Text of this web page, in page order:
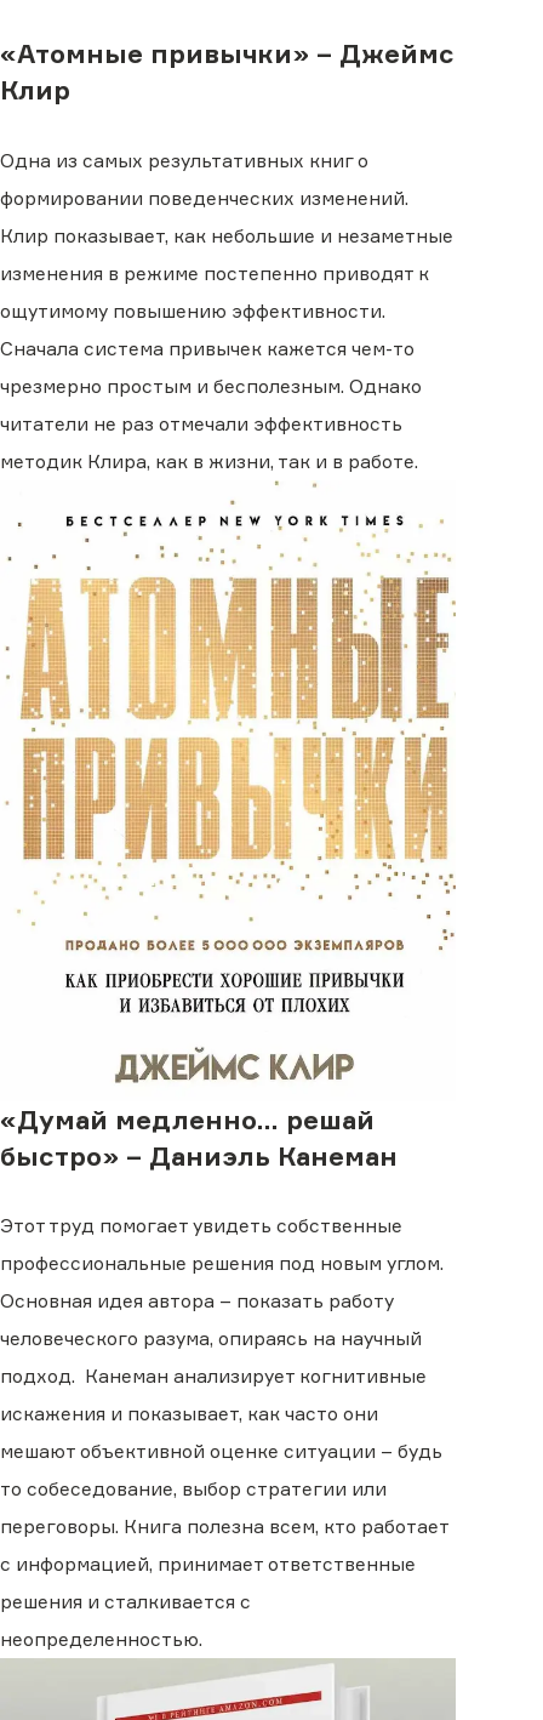
«Атомные привычки» – Джеймс
Клир
Одна из самых результативных книг о
формировании поведенческих изменений.
Клир показывает, как небольшие и незаметные
изменения в режиме постепенно приводят к
ощутимому повышению эффективности.
Сначала система привычек кажется чем-то
чрезмерно простым и бесполезным. Однако
читатели не раз отмечали эффективность
методик Клира, как в жизни, так и в работе.
«Думай медленно… решай
быстро» – Даниэль Канеман
Этот труд помогает увидеть собственные
профессиональные решения под новым углом.
Основная идея автора – показать работу
человеческого разума, опираясь на научный
подход. Канеман анализирует когнитивные
искажения и показывает, как часто они
мешают объективной оценке ситуации – будь
то собеседование, выбор стратегии или
переговоры. Книга полезна всем, кто работает
с информацией, принимает ответственные
решения и сталкивается с
неопределенностью.